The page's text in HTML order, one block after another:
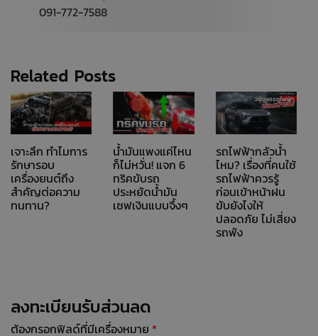
091-772-7588
Related Posts
เจาะลึก ทำไมการ
รักษารอบ
เครื่องยนต์ถึง
สำคัญต่อความ
ทนทาน?
น้ำมันแพงแค่ไหน
ก็ไม่หวั่น! แจก 6
ทริคขับรถ
ประหยัดน้ำมัน
เซฟเงินแบบจึ้งๆ
รถไฟฟ้ากลัวน้ำ
ไหม? เรื่องที่คนใช้
รถไฟฟ้าควรรู้
ก่อนเข้าหน้าฝน
ขับยังไงให้
ปลอดภัย ไม่เสี่ยง
รถพัง
ลงทะเบียนรับส่วนลด
ต้องกรอกฟิลด์ที่มีเครื่องหมาย *